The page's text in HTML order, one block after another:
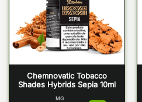
Chemnovatic Tobacco
Shades Hybrids Sepia 10ml
MG